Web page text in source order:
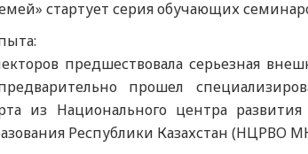
стартует серия обучающих
предшествовала серьезная
прошел
из Национального центра
Республики Казахстан (НЦРВО